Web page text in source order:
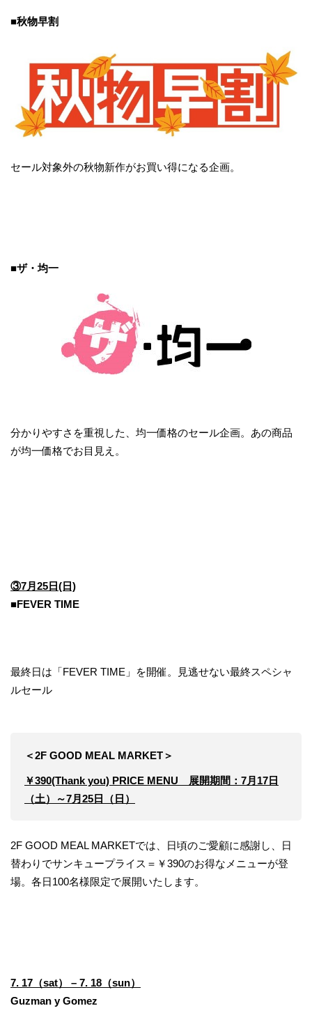
■秋物早割
セール対象外の秋物新作がお買い得になる企画。
■ザ・均一
分かりやすさを重視した、均一価格のセール企画。あの商品
が均一価格でお目見え。
③7月25日(日)
■FEVER TIME
最終日は「FEVER TIME」を開催。見逃せない最終スペシャ
ルセール
＜2F GOOD MEAL MARKET＞
￥390(Thank you) PRICE MENU 展開期間：7月17日
（土）～7月25日（日）
2F GOOD MEAL MARKETでは、日頃のご愛顧に感謝し、日
替わりでサンキュープライス＝￥390のお得なメニューが登
場。各日100名様限定で展開いたします。
7. 17（sat） – 7. 18（sun）
Guzman y Gomez